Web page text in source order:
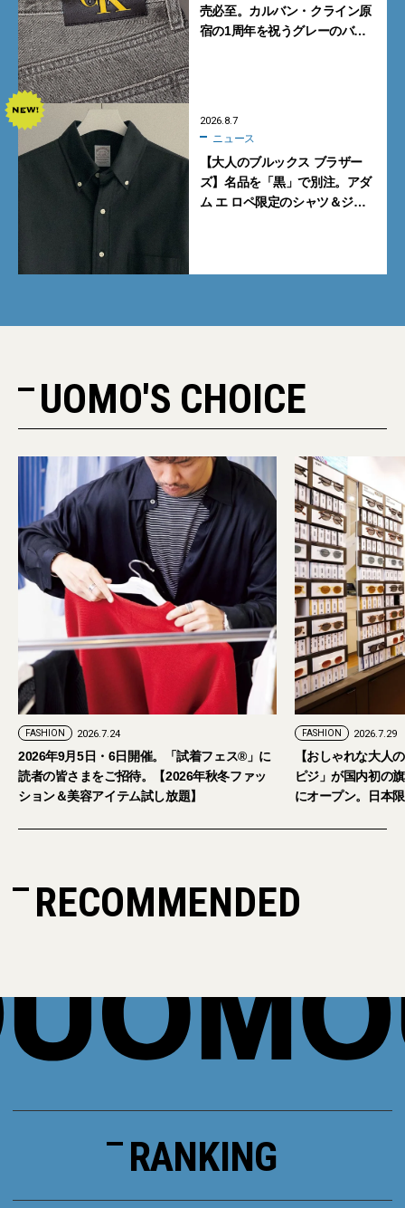
売必至。カルバン・クライン原
宿の1周年を祝うグレーのバ
2026.8.7
ニュース
【大人のブルックス ブラザー
ズ】名品を「黒」で別注。アダ
ム エ ロペ限定のシャツ＆ジャ
UOMO'S CHOICE
試着フェス®︎」に
年秋冬ファッ
題】
【おしゃれな大人のアイウェア】パリ発「イジ
ピジ」が国内初の旗艦店をキャットストリート
にオープン。日本限定サングラスも登場
RECOMMENDED
RANKING